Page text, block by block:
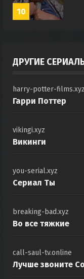
10
ДРУГИЕ
harry-potter-films.xyz
Гарри Поттер
vikingi.xyz
Викинги
you-serial.xyz
Сериал Ты
breaking-bad.xyz
Во все тяжкие
call-saul-tv.online
Лучше звоните